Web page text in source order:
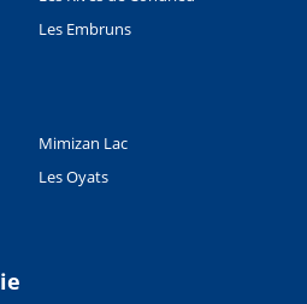
Les Embruns
Mimizan Lac
Les Oyats